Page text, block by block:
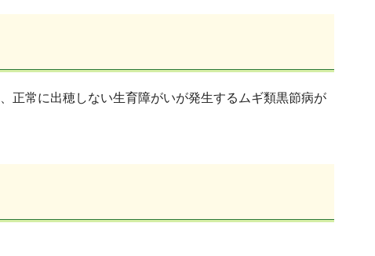
正常に出穂しない生育障がいが発生するムギ類黒節病が